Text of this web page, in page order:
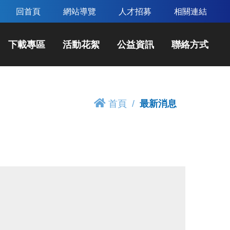
回首頁 網站導覽 人才招募 相關連結
下載專區 活動花絮 公益資訊 聯絡方式
首頁 最新消息